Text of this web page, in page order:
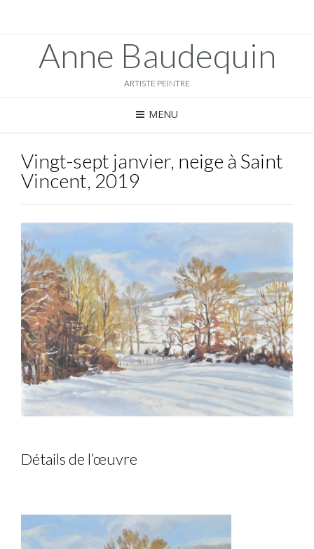
Anne Baudequin
ARTISTE PEINTRE
MENU
Vingt-sept janvier, neige à Saint
Vincent, 2019
Détails de l’œuvre